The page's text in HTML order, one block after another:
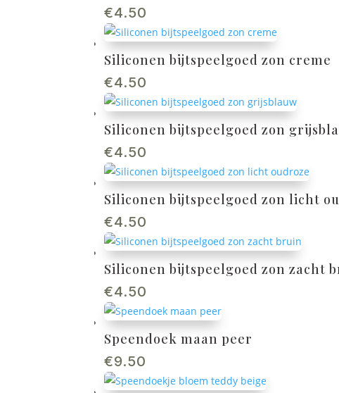
€4.50
Siliconen bijtspeelgoed zon creme
€4.50
Siliconen bijtspeelgoed zon
€4.50
Siliconen bijtspeelgoed zon licht
€4.50
Siliconen bijtspeelgoed zon zacht
€4.50
Speendoek maan peer
€9.50